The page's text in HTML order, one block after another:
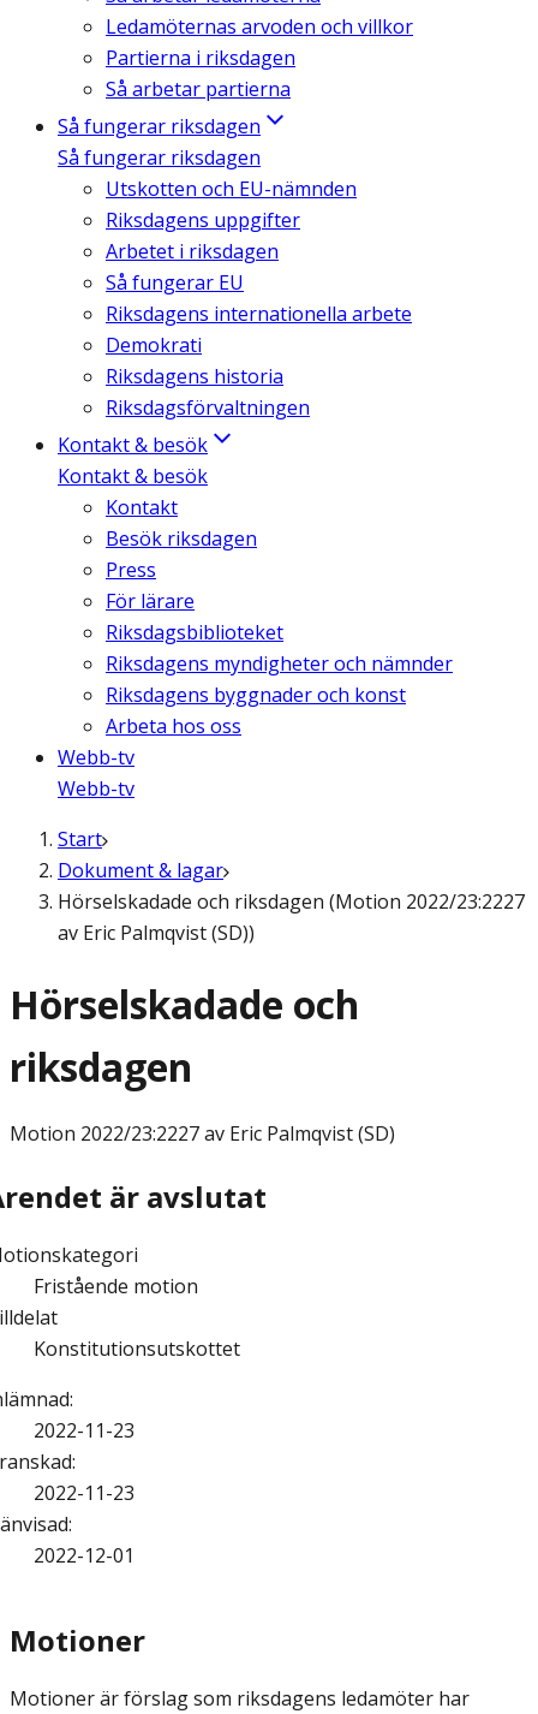
Ledamöternas arvoden och villkor
Partierna i riksdagen
Så arbetar partierna
Så fungerar riksdagen
Så fungerar riksdagen
Utskotten och EU-nämnden
Riksdagens uppgifter
Arbetet i riksdagen
Så fungerar EU
Riksdagens internationella arbete
Demokrati
Riksdagens historia
Riksdagsförvaltningen
Kontakt & besök
Kontakt & besök
Kontakt
Besök riksdagen
Press
För lärare
Riksdagsbiblioteket
Riksdagens myndigheter och nämnder
Riksdagens byggnader och konst
Arbeta hos oss
Webb-tv
Webb-tv
Start
Dokument & lagar
Hörselskadade och riksdagen (Motion 2022/23:2227
av Eric Palmqvist (SD))
Hörselskadade och
riksdagen
Motion 2022/23:2227 av Eric Palmqvist (SD)
är avslutat
Fristående motion
Konstitutionsutskottet
:
2022-11-23
:
2022-11-23
:
2022-12-01
Motioner
Motioner är förslag som riksdagens ledamöter har